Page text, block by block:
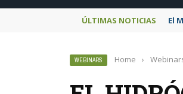
ÚLTIMAS NOTICIAS El
WEBINARS Home ›